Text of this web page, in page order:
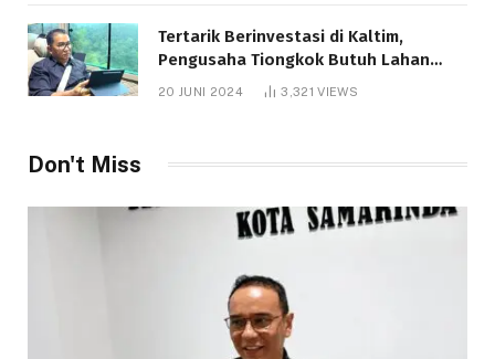
Tertarik Berinvestasi di Kaltim,
Pengusaha Tiongkok Butuh Lahan
20 JUNI 2024 3,321VIEWS
Don't Miss